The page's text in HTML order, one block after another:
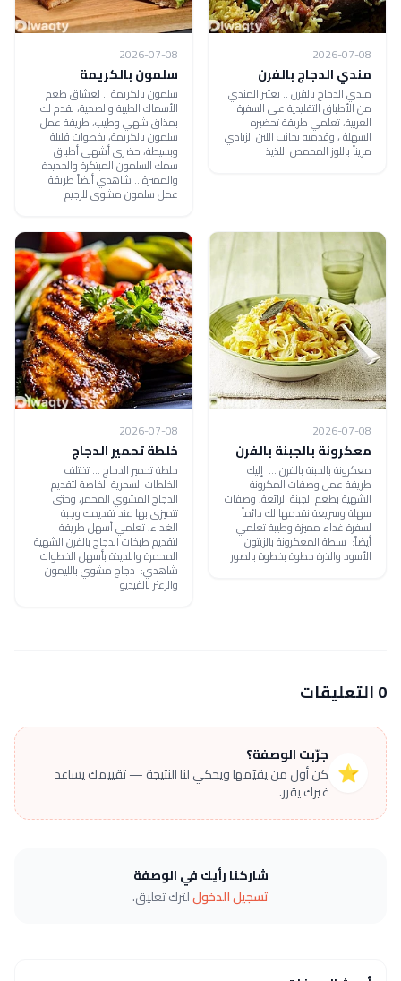
2026-07-08
مندي الدجاج بالفرن
مندي الدجاج بالفرن .. يعتبر المندي
من الأطباق التقليدية على السفرة
العربية، تعلمي طريقة تحضيره
السهلة ، وقدميه بجانب اللبن الزبادي
مزيناً باللوز المحمص اللذيذ
2026-07-08
سلمون بالكريمة
سلمون بالكريمة .. لعشاق طعم
الأسماك الطيبة والصحية، نقدم لك
بمذاق شهي وطيب، طريقة عمل
سلمون بالكريمة، بخطوات قليلة
وبسيطة، حضري أشهى أطباق
سمك السلمون المبتكرة والجديدة
والمميزة .. شاهدي أيضاً طريقة
عمل سلمون مشوي للرجيم
2026-07-08
معكرونة بالجبنة بالفرن
معكرونة بالجبنة بالفرن ... إليك
طريقة عمل وصفات المكرونة
الشهية بطعم الجبنة الرائعة، وصفات
سهلة وسريعة نقدمها لك دائماً
لسفرة غداء مميزة وطيبة تعلمي
أيضاً: سلطة المعكرونة بالزيتون
الأسود والذرة خطوة بخطوة بالصور
2026-07-08
خلطة تحمير الدجاج
خلطة تحمير الدجاج ... تختلف
الخلطات السحرية الخاصة لتقديم
الدجاج المشوي المحمر، وحتى
تتميزي بها عند تقديمك وجبة
الغداء، تعلمي أسهل طريقة
لتقديم طبخات الدجاج بالفرن الشهية
المحمرة واللذيذة بأسهل الخطوات
شاهدي: دجاج مشوي بالليمون
والزعتر بالفيديو
0 التعليقات
⭐
جرّبت الوصفة؟
كن أول من يقيّمها ويحكي لنا النتيجة — تقييمك يساعد
غيرك يقرر.
شاركنا رأيك في الوصفة
تسجيل الدخوللترك تعليق.